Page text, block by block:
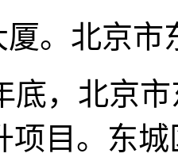
厦。北京市
，北京市
项目。东